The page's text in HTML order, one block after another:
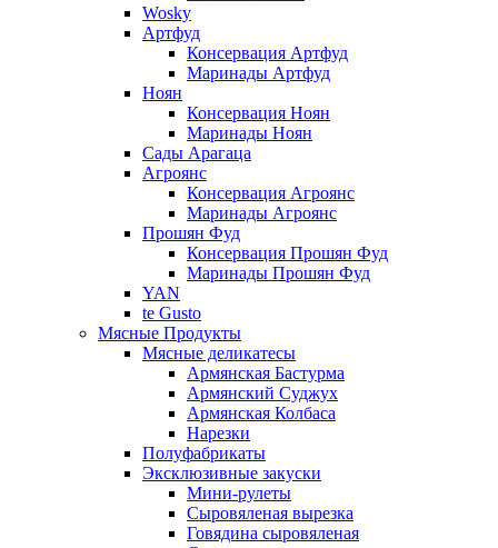
Wosky
Артфуд
Консервация Артфуд
Маринады Артфуд
Ноян
Консервация Ноян
Маринады Ноян
Сады Арагаца
Агроянс
Консервация Агроянс
Маринады Агроянс
Прошян Фуд
Консервация Прошян Фуд
Маринады Прошян Фуд
YAN
te Gusto
Мясные Продукты
Мясные деликатесы
Армянская Бастурма
Армянский Суджух
Армянская Колбаса
Нарезки
Полуфабрикаты
Эксклюзивные закуски
Мини-рулеты
Сыровяленая вырезка
Говядина сыровяленая